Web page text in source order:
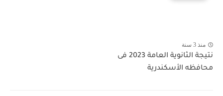
منذ 3 سنة
نتيجة الثانوية العامة 2023 فى
محافظه الأسكندرية